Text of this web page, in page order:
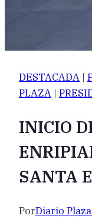
DESTACADA |
PLAZA |
INICIO
SANTA
PorDiario